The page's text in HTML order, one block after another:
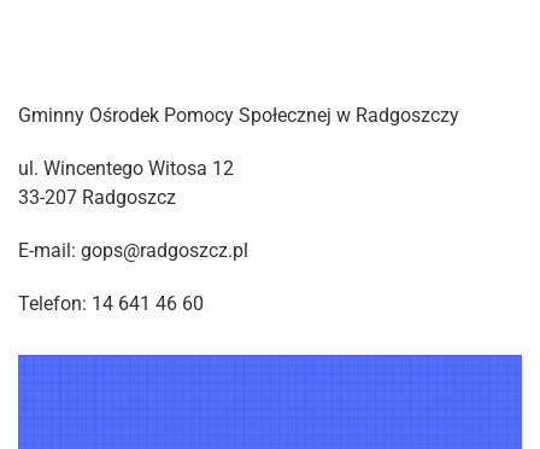
Gminny Ośrodek Pomocy Społecznej w Radgoszczy
ul. Wincentego Witosa 12
33-207 Radgoszcz
E-mail: gops@radgoszcz.pl
Telefon: 14 641 46 60